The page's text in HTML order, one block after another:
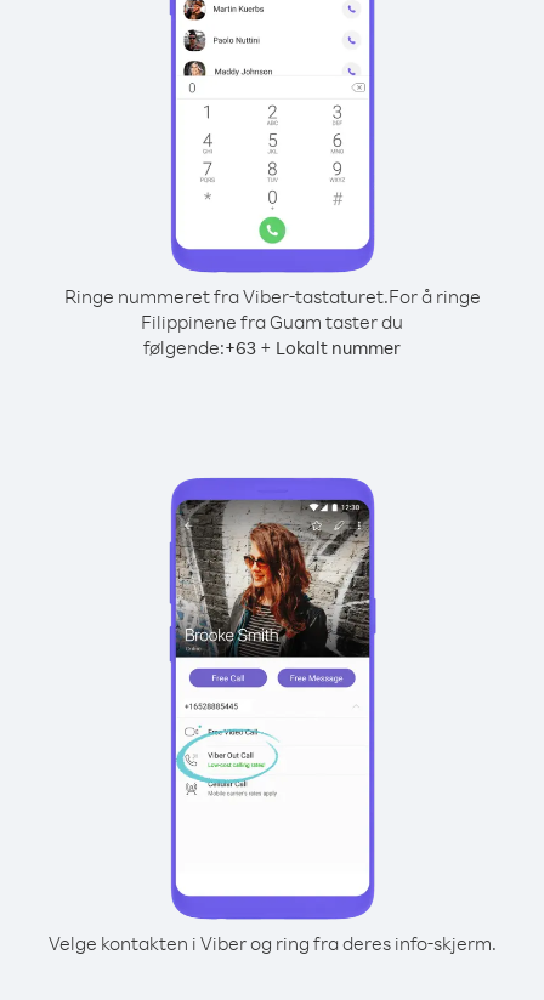
Ringe nummeret fra Viber-tastaturet.For å ringe
Filippinene fra Guam taster du
følgende:+63 + Lokalt nummer
Velge kontakten i Viber og ring fra deres info-skjerm.